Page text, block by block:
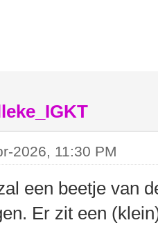
2026, 11:30 PM
een beetje van
Er zit een